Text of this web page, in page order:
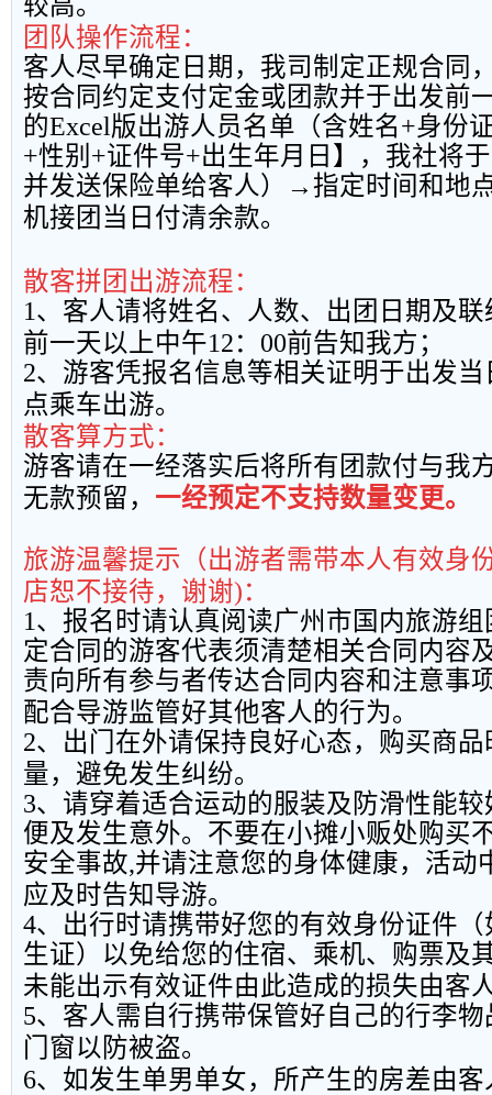
团队操作流程：
客人尽早确定日期，我司制定正规合同
按合同约定支付定金或团款并于出发前
的Excel版出游人员名单（含姓名+身份
+性别 +证件号+出生年月日】，我社将
并发送保险单给客人）→指定时间和地
机接团当日付清余款。
散客拼团出游流程：
1、客人请将姓名、人数、出团日期及
前一天以上中午12： 00前告知我方；
2、游客凭报名信息等相关证明于出发
点乘车出游。
散客算方式：
游客请在一经落实后将所有团款付与我
无款预留， 一经预定不支持数量变更。
旅游温馨提示（出游者需带本人有效身
店恕不接待，谢谢)：
1、报名时请认真阅读广州市国内旅游
定合同的游客代表须清楚相关合同内容
责向所有参与者传达合同内容和注意事
配合导游监管好其他客人的行为。
2、出门在外请保持良好心态，购买商
量，避免发生纠纷。
3、请穿着适合运动的服装及防滑性能
便及发生意外。不要在小摊小贩处购买
安全事故,并请注意您的身体健康，活动
应及时告知导游。
4、出行时请携带好您的有效身份证件
生证）以免给您的住宿、乘机、购票及
未能出示有效证件由此造成的损失由客
5、客人需自行携带保管好自己的行李
门窗以防被盗。
6、如发生单男单女，所产生的房差由客